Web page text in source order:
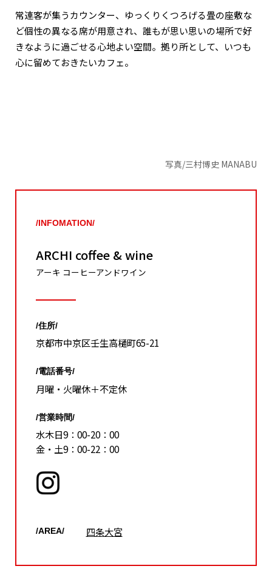
常連客が集うカウンター、ゆっくりくつろげる畳の座敷な
ど個性の異なる席が用意され、誰もが思い思いの場所で好
きなように過ごせる心地よい空間。拠り所として、いつも
心に留めておきたいカフェ。
写真/三村博史 MANABU
/INFOMATION/
ARCHI coffee & wine
アーキ コーヒーアンドワイン
/住所/
京都市中京区壬生高樋町65-21
/電話番号/
月曜・火曜休＋不定休
/営業時間/
水木日9：00-20：00
金・土9：00-22：00
/AREA/ 四条大宮